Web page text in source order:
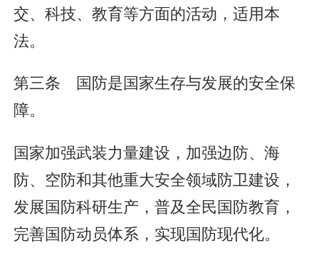
交、科技、教育等方面的活动，适用本
法。
第三条 国防是国家生存与发展的安全保
障。
国家加强武装力量建设，加强边防、海
防、空防和其他重大安全领域防卫建设，
发展国防科研生产，普及全民国防教育，
完善国防动员体系，实现国防现代化。